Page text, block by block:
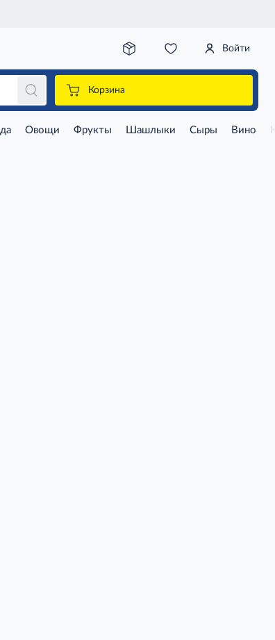
Войти
Корзина
Овощи Фрукты Шашлыки Сыры Вино